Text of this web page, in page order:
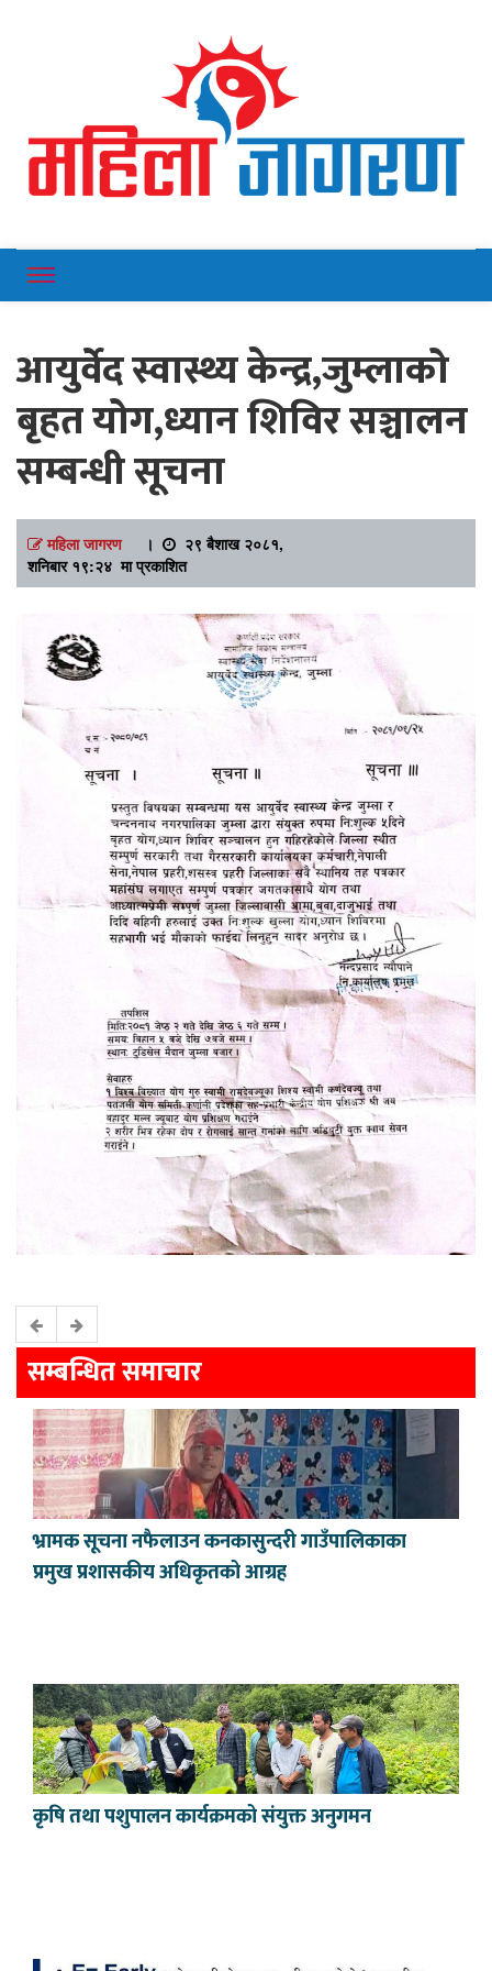
Mahilajagaran
आयुर्वेद स्वास्थ्य केन्द्र,जुम्लाको
बृहत योग,ध्यान शिविर सञ्चालन
सम्बन्धी सूचना
महिला जागरण।
२९ बैशाख २०८१,
शनिबार १९:२४ मा प्रकाशित
सम्बन्धित समाचार
भ्रामक सूचना नफैलाउन कनकासुन्दरी गाउँपालिकाका
प्रमुख प्रशासकीय अधिकृतको आग्रह
कृषि तथा पशुपालन कार्यक्रमको संयुक्त अनुगमन